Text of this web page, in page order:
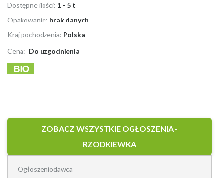
Dostępne ilości: 1 - 5 t
Opakowanie: brak danych
Kraj pochodzenia: Polska
Cena: Do uzgodnienia
ZOBACZ WSZYSTKIE OGŁOSZENIA -
RZODKIEWKA
Ogłoszeniodawca